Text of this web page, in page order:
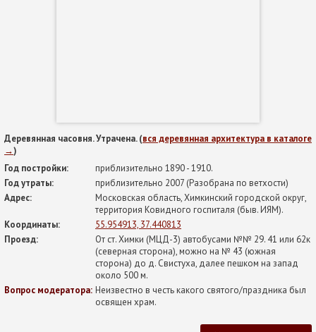
Деревянная часовня. Утрачена. (вся деревянная архитектура в каталоге
→)
Год постройки:
приблизительно 1890 - 1910.
Год утраты:
приблизительно 2007 (Разобрана по ветхости)
Адрес:
Московская область, Химкинский городской округ,
территория Ковидного госпиталя (быв. ИЯМ).
Координаты:
55.954913, 37.440813
Проезд:
От ст. Химки (МЦД-3) автобусами №№ 29. 41 или 62к
(северная сторона), можно на № 43 (южная
сторона) до д. Свистуха, далее пешком на запад
около 500 м.
Вопрос модератора: Неизвестно в честь какого святого/праздника был
освящен храм.